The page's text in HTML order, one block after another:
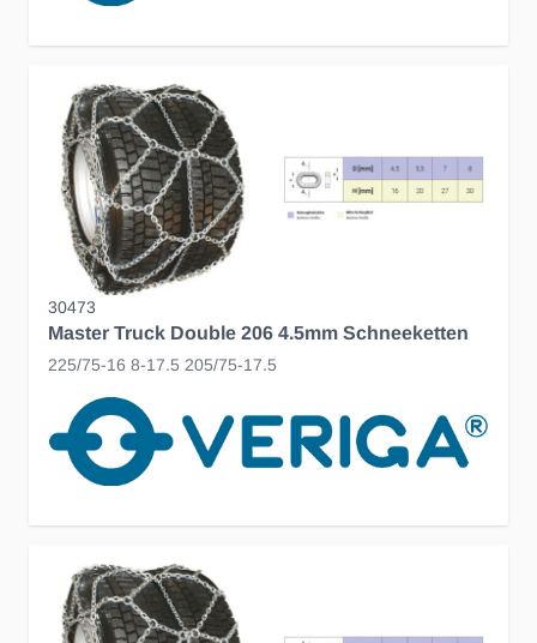
30473
Master Truck Double 206 4.5mm Schneeketten
225/75-16 8-17.5 205/75-17.5